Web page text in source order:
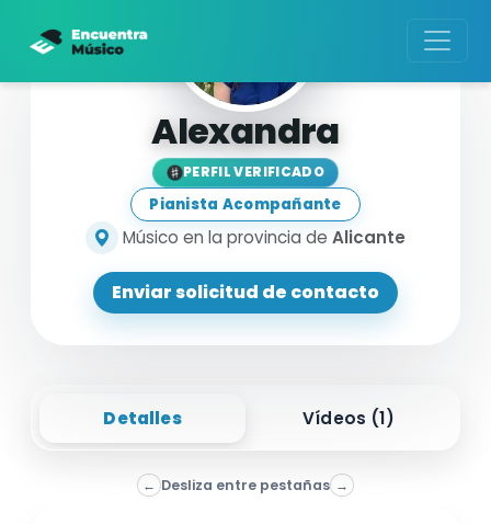
Alexandra
PERFIL VERIFICADO
Pianista Acompañante
Músico en la provincia de Alicante
Enviar solicitud de contacto
Detalles Vídeos (1)
← Desliza entre pestañas →